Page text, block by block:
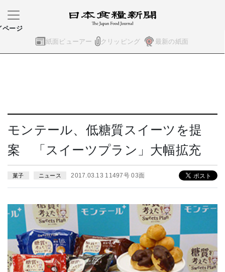
紙面ビューアー クリッピング 最新の紙面
ページ
モンテール、低糖質スイーツを提
案 「スイーツプラン」大幅拡充
菓子 ニュース 2017.03.13 11497号 03面